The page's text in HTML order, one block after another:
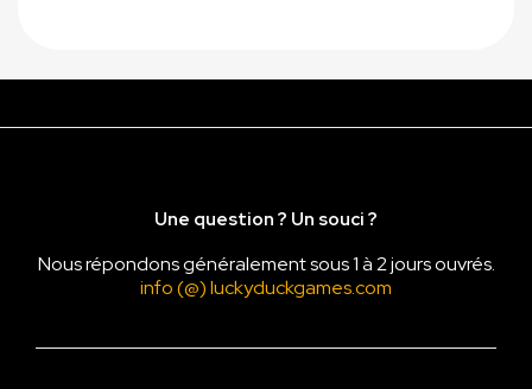
Une question ? Un souci ?
Nous répondons généralement sous 1 à 2 jours ouvrés.
info (@) luckyduckgames.com